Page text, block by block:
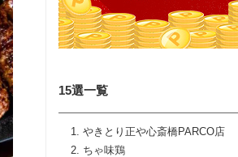
15選一覧
やきとり正や心斎橋PARCO店
ちゃ味鶏